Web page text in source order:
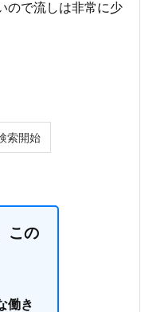
ので流しは非常に少
この
働き